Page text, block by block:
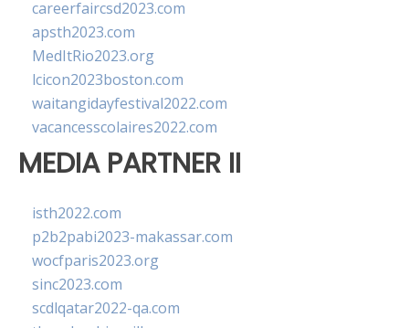
careerfaircsd2023.com
apsth2023.com
MedItRio2023.org
lcicon2023boston.com
waitangidayfestival2022.com
vacancesscolaires2022.com
MEDIA PARTNER II
isth2022.com
p2b2pabi2023-makassar.com
wocfparis2023.org
sinc2023.com
scdlqatar2022-qa.com